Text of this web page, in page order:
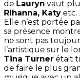
de Lauryn vaut
Rihanna, Katy etc.
Elle n’est portée
sa présence
ne sont pas
l’artistique sur le
Tina Turner était
de faire le plus